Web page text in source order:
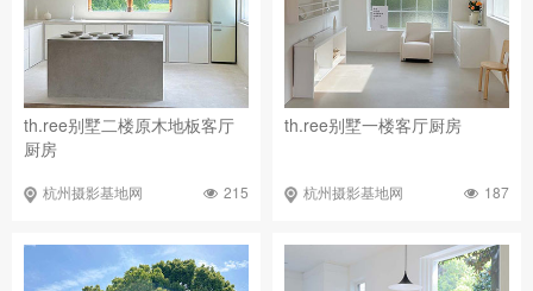
th.ree别墅二楼原木地板客厅
厨房
杭州摄影基地网 215
th.ree别墅一楼客厅厨房
杭州摄影基地网 187